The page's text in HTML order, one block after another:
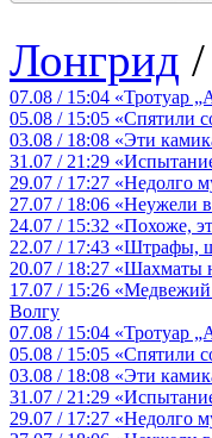
Лонгрид /
07.08 / 15:04 «Тротуар
05.08 / 15:05 «Спятили
03.08 / 18:08 «Эти
31.07 / 21:29
29.07 / 17:27 «Недолго
27.07 / 18:06 «Неужели
24.07 / 15:32 «Похоже,
22.07 / 17:43 «Штрафы,
20.07 / 18:27 «Шахматы
17.07 / 15:26 «Медвежий
Волгу
07.08 / 15:04 «Тротуар
05.08 / 15:05 «Спятили
03.08 / 18:08 «Эти
31.07 / 21:29
29.07 / 17:27 «Недолго